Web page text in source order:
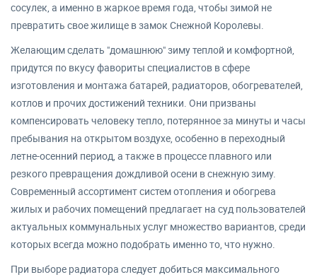
сосулек, а именно в жаркое время года, чтобы зимой не
превратить свое жилище в замок Снежной Королевы.
Желающим сделать "домашнюю" зиму теплой и комфортной,
придутся по вкусу фавориты специалистов в сфере
изготовления и монтажа батарей, радиаторов, обогревателей,
котлов и прочих достижений техники. Они призваны
компенсировать человеку тепло, потерянное за минуты и часы
пребывания на открытом воздухе, особенно в переходный
летне-осенний период, а также в процессе плавного или
резкого превращения дождливой осени в снежную зиму.
Современный ассортимент систем отопления и обогрева
жилых и рабочих помещений предлагает на суд пользователей
актуальных коммунальных услуг множество вариантов, среди
которых всегда можно подобрать именно то, что нужно.
При выборе радиатора следует добиться максимального